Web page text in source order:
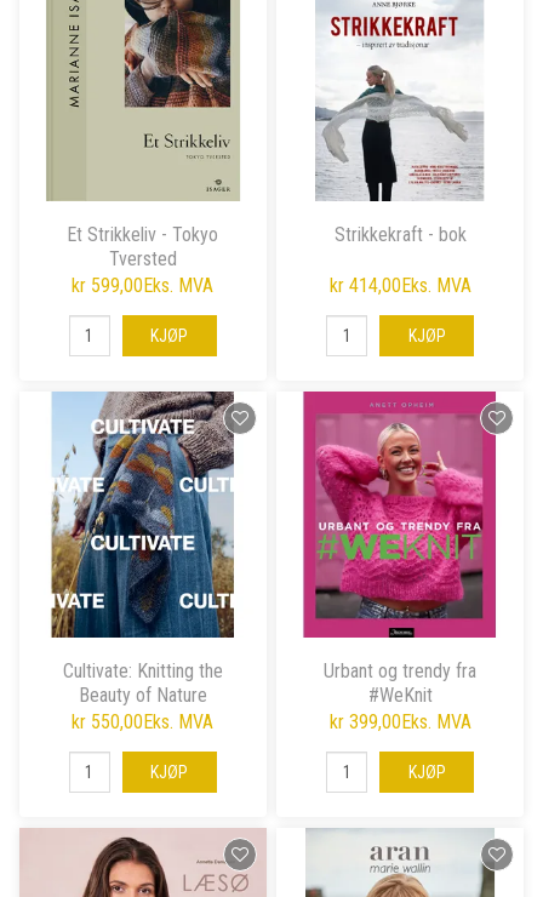
Et Strikkeliv - Tokyo
Tversted
kr 599,00 Eks. MVA
KJØP
Strikkekraft - bok
kr 414,00 Eks. MVA
KJØP
Cultivate: Knitting the
Beauty of Nature
kr 550,00 Eks. MVA
KJØP
Urbant og trendy fra
#WeKnit
kr 399,00 Eks. MVA
KJØP